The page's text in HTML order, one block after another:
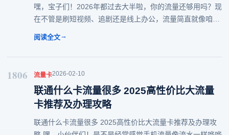
嘿，宝子们！2026年都过去大半啦，你的流量还够用吗？现
在不管是刷短视频、追剧还是线上办公，流量简直就像咱们
阅读全文→
1806 流量卡2026-02-10
联通什么卡流量很多 2025高性价比大流量
卡推荐及办理攻略
联通什么卡流量很多 2025高性价比大流量卡推荐及办理攻